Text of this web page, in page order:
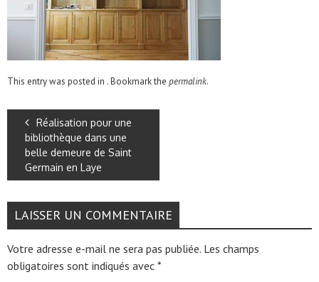
This entry was posted in . Bookmark the permalink.
Réalisation pour une
bibliothèque dans une
belle demeure de Saint
Germain en Laye
LAISSER UN COMMENTAIRE
Votre adresse e-mail ne sera pas publiée. Les champs
obligatoires sont indiqués avec *